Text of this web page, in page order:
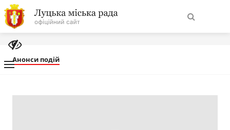
На
головну
НавігаціяПро місто
Анонси подій